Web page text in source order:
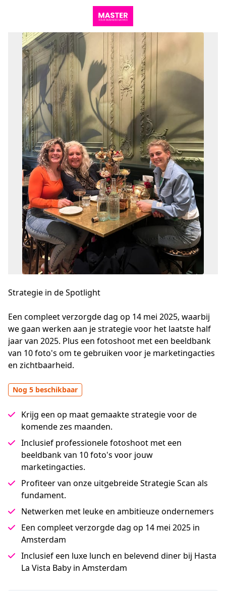
Strategie in de Spotlight
Een compleet verzorgde dag op 14 mei 2025, waarbij
we gaan werken aan je strategie voor het laatste half
jaar van 2025. Plus een fotoshoot met een beeldbank
van 10 foto's om te gebruiken voor je marketingacties
en zichtbaarheid.
Nog 5 beschikbaar
Krijg een op maat gemaakte strategie voor de
komende zes maanden.
Inclusief professionele fotoshoot met een
beeldbank van 10 foto's voor jouw
marketingacties.
Profiteer van onze uitgebreide Strategie Scan als
fundament.
Netwerken met leuke en ambitieuze ondernemers
Een compleet verzorgde dag op 14 mei 2025 in
Amsterdam
Inclusief een luxe lunch en belevend diner bij Hasta
La Vista Baby in Amsterdam